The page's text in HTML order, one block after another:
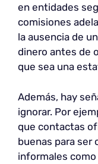
en entidades
comisiones
la ausencia de
dinero antes de
que sea una
Además, hay
ignorar. Por
que contactas
buenas para ser
informales como